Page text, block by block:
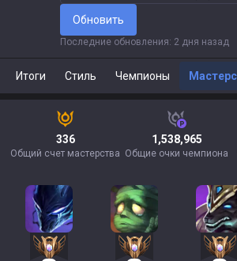
Обновить
Последние обновления: 2 дня назад
Итоги Стиль Чемпионы
336
Общий счет мастерства
1,538,965
Общие очки чемпиона